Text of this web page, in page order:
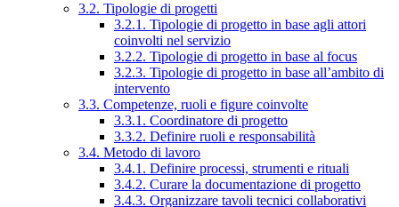
3.2. Tipologie di progetti
3.2.1. Tipologie di progetto in base agli attori
coinvolti nel servizio
3.2.2. Tipologie di progetto in base al focus
3.2.3. Tipologie di progetto in base all’ambito di
intervento
3.3. Competenze, ruoli e figure coinvolte
3.3.1. Coordinatore di progetto
3.3.2. Definire ruoli e responsabilità
3.4. Metodo di lavoro
3.4.1. Definire processi, strumenti e rituali
3.4.2. Curare la documentazione di progetto
3.4.3. Organizzare tavoli tecnici collaborativi